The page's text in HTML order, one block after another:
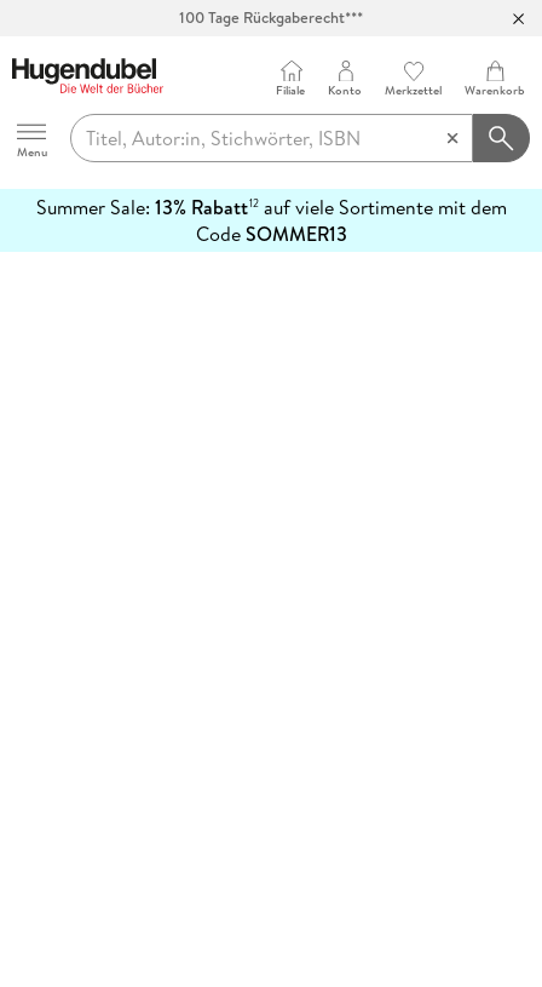
100 Tage Rückgaberecht***
Hugendubel
Menu
Filiale Konto Merkzettel Warenkorb
Summer Sale: 13% Rabatt12auf viele Sortimente mit dem
CodeSOMMER13
erfahren